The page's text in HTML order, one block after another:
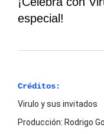
especial!
Créditos:
Virulo y sus invitados
Producción: Rodrigo